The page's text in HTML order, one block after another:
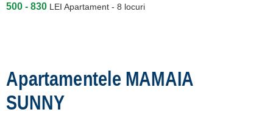
500 - 830 LEI Apartament - 8 locuri
Apartamentele MAMAIA
SUNNY